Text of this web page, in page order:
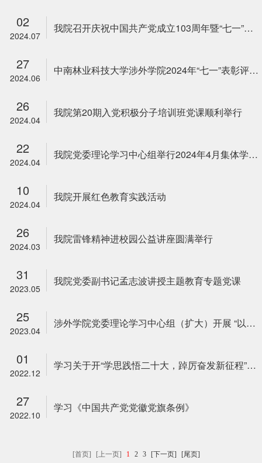
02
2024.07
我院召开庆祝中国共产党成立103周年暨“七一”表彰大会
27
2024.06
中南林业科技大学涉外学院2024年“七一”表彰评选结果公示
26
2024.04
我院第20期入党积极分子培训班党课顺利举行
22
2024.04
我院党委理论学习中心组举行2024年4月集体学习暨党纪学习教育读书班集体学习
10
2024.04
我院开展红色教育实践活动
26
2024.03
我院雷锋精神进校园公益讲座圆满举行
31
2023.05
我院党委副书记孟志波讲授主题教育专题党课
25
2023.04
涉外学院党委理论学习中心组（扩大）开展 “以学铸魂践忠诚”专题研讨
01
2022.12
学习关于开“学思践悟二十大，踔厉奋发新征程”主题党日活动
27
2022.10
学习《中国共产党党徽党旗条例》
[首页] [上一页] 1 2 3 [下一页] [尾页]